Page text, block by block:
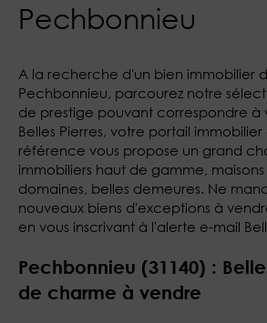
Pechbonnieu
A la recherche d'un bien immobilier
Pechbonnieu, parcourez notre
de prestige pouvant correspondre à
Belles Pierres, votre portail
référence vous propose un grand
immobiliers haut de gamme,
domaines, belles demeures. Ne
nouveaux biens d'exceptions à
en vous inscrivant à l'alerte e-mail
Pechbonnieu (31140) :
de charme à vendre